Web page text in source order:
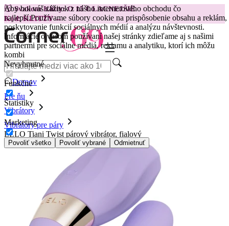
Aby bol váš zážitok z nášho internetového obchodu čo
najlepší.Používame súbory cookie na prispôsobenie obsahu a reklám,
poskytovanie funkcií sociálnych médií a analýzu návštevnosti.
Informácie o vašom používaní našej stránky zdieľame aj s našimi
partnermi pre sociálne médiá, reklamu a analytiku, ktorí ich môžu
kombi
Nevyhnutné
Funkčné
Štatistiky
Marketing
Povoliť všetko Povoliť vybrané Odmietnuť
😽Svakom Klitty: O 15 € LACNEJŠIE
Kód: KLITTY →
Domov
Pre ňu
Vibrátory
Vibrátory pre páry
LELO Tiani Twist párový vibrátor, fialový